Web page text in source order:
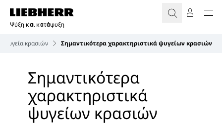
Ψύξη και κατάψυξη
Ψυγεία κρασιών Σημαντικότερα χαρακτηριστικά ψυγείων κρασιών
Σημαντικότερα
χαρακτηριστικά
ψυγείων κρασιών